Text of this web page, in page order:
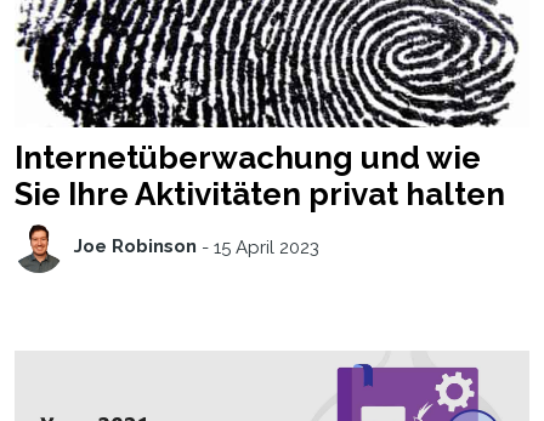
Internetüberwachung und wie
Sie Ihre Aktivitäten privat halten
Joe Robinson - 15 April 2023